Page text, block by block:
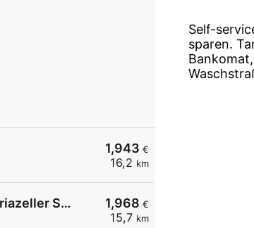
1,943 €
16,2 km
1,968 €
15,7 km
AVANTI - Traisen Mariazeller Straße 38a
Self-
sparen.